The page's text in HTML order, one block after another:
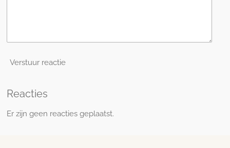
Verstuur reactie
Reacties
Er zijn geen reacties geplaatst.